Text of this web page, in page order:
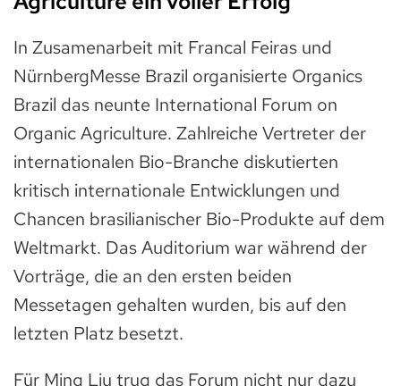
In Zusamenarbeit mit Francal Feiras und
NürnbergMesse Brazil organisierte Organics
Brazil das neunte International Forum on
Organic Agriculture. Zahlreiche Vertreter der
internationalen Bio-Branche diskutierten
kritisch internationale Entwicklungen und
Chancen brasilianischer Bio-Produkte auf dem
Weltmarkt. Das Auditorium war während der
Vorträge, die an den ersten beiden
Messetagen gehalten wurden, bis auf den
letzten Platz besetzt.
Für Ming Liu trug das Forum nicht nur dazu